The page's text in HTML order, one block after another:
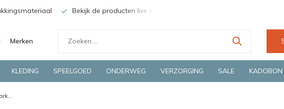
Bekijk de producten live in onze winkel in Deventer Groene
Merken
KLEDING SPEELGOED ONDERWEG VERZORGING SALE KADOBON